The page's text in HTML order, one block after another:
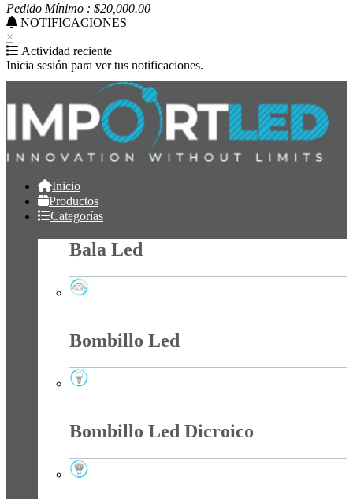
Pedido Mínimo : $20,000.00
NOTIFICACIONES
×
Actividad reciente
Inicia sesión para ver tus notificaciones.
Inicio
Productos
Categorías
Bala Led
Bombillo Led
Bombillo Led Dicroico